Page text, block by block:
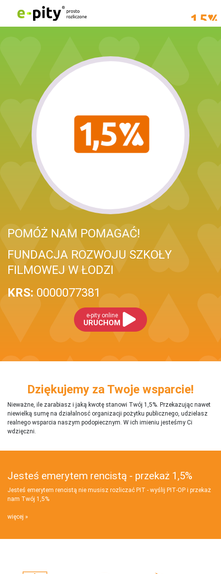
POMÓŻ NAM POMAGAĆ!
FUNDACJA ROZWOJU SZKOŁY
FILMOWEJ W ŁODZI
KRS: 0000077381
e-pity online
URUCHOM
Dziękujemy za Twoje wsparcie!
Nieważne, ile zarabiasz i jaką kwotę stanowi Twój 1,5%. Przekazując nawet
niewielką sumę na działalnosć organizacji pożytku publicznego, udzielasz
realnego wsparcia naszym podopiecznym. W ich imieniu jesteśmy Ci
wdzięczni.
Jesteś emerytem rencistą - przekaż 1,5%
Jesteś emerytem rencistą nie musisz rozliczać PIT - wyślij PIT‑OP i przekaż
nam Twój 1,5%
więcej